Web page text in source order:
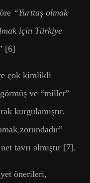
“Yurttaş olmak
için Türkiye
[6]
çok kimlikli
ve “millet”
kurgulamıştır.
zorundadır”
tavrı almıştır [7].
önerileri,